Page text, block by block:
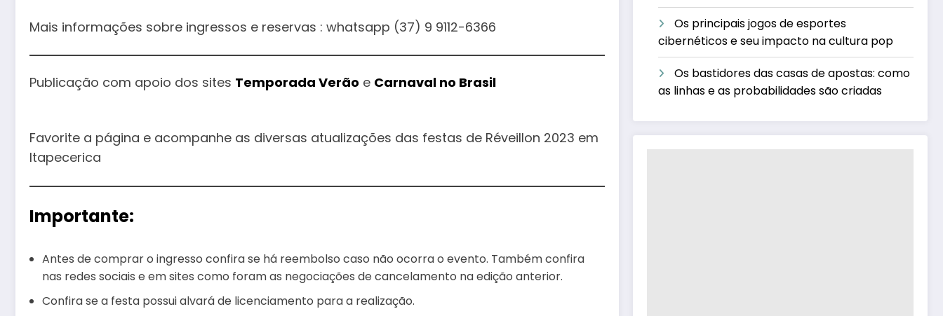
Mais informações sobre ingressos e reservas : whatsapp (37) 9 9112-6366
Publicação com apoio dos sites Temporada Verão e Carnaval no Brasil
Favorite a página e acompanhe as diversas atualizações das festas de Réveillon 2023 em
Itapecerica
Importante:
Antes de comprar o ingresso confira se há reembolso caso não ocorra o evento. Também confira
nas redes sociais e em sites como foram as negociações de cancelamento na edição anterior.
Confira se a festa possui alvará de licenciamento para a realização.
Os principais jogos de esportes
cibernéticos e seu impacto na cultura pop
Os bastidores das casas de apostas: como
as linhas e as probabilidades são criadas